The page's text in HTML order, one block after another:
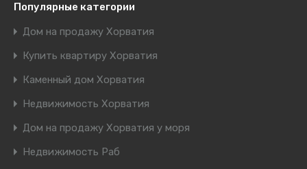
Популярные категории
Дом на продажу Хорватия
Купить квартиру Хорватия
Каменный дом Хорватия
Недвижимость Хорватия
Дом на продажу Хорватия у моря
Недвижимость Раб